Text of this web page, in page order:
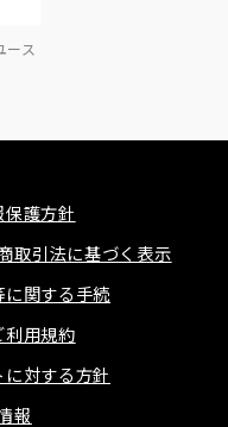
ース
護方針
取引法に基づく表示
関する手続
利用規約
対する方針
報